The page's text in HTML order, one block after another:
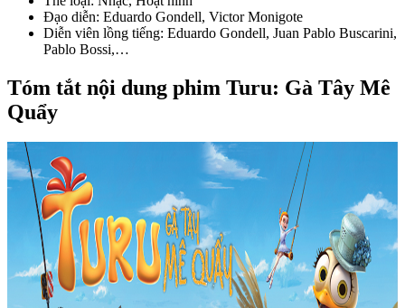
Đạo diễn: Eduardo Gondell, Victor Monigote
Diễn viên lồng tiếng: Eduardo Gondell, Juan Pablo Buscarini,
Pablo Bossi,…
Tóm tắt nội dung phim Turu: Gà Tây Mê
Quẩy